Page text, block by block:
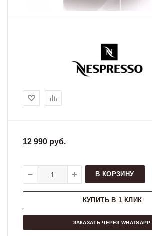
12 990 руб.
В КОРЗИНУ
КУПИТЬ В 1 КЛИК
ЗАКАЗАТЬ ЧЕРЕЗ WHATSAPP